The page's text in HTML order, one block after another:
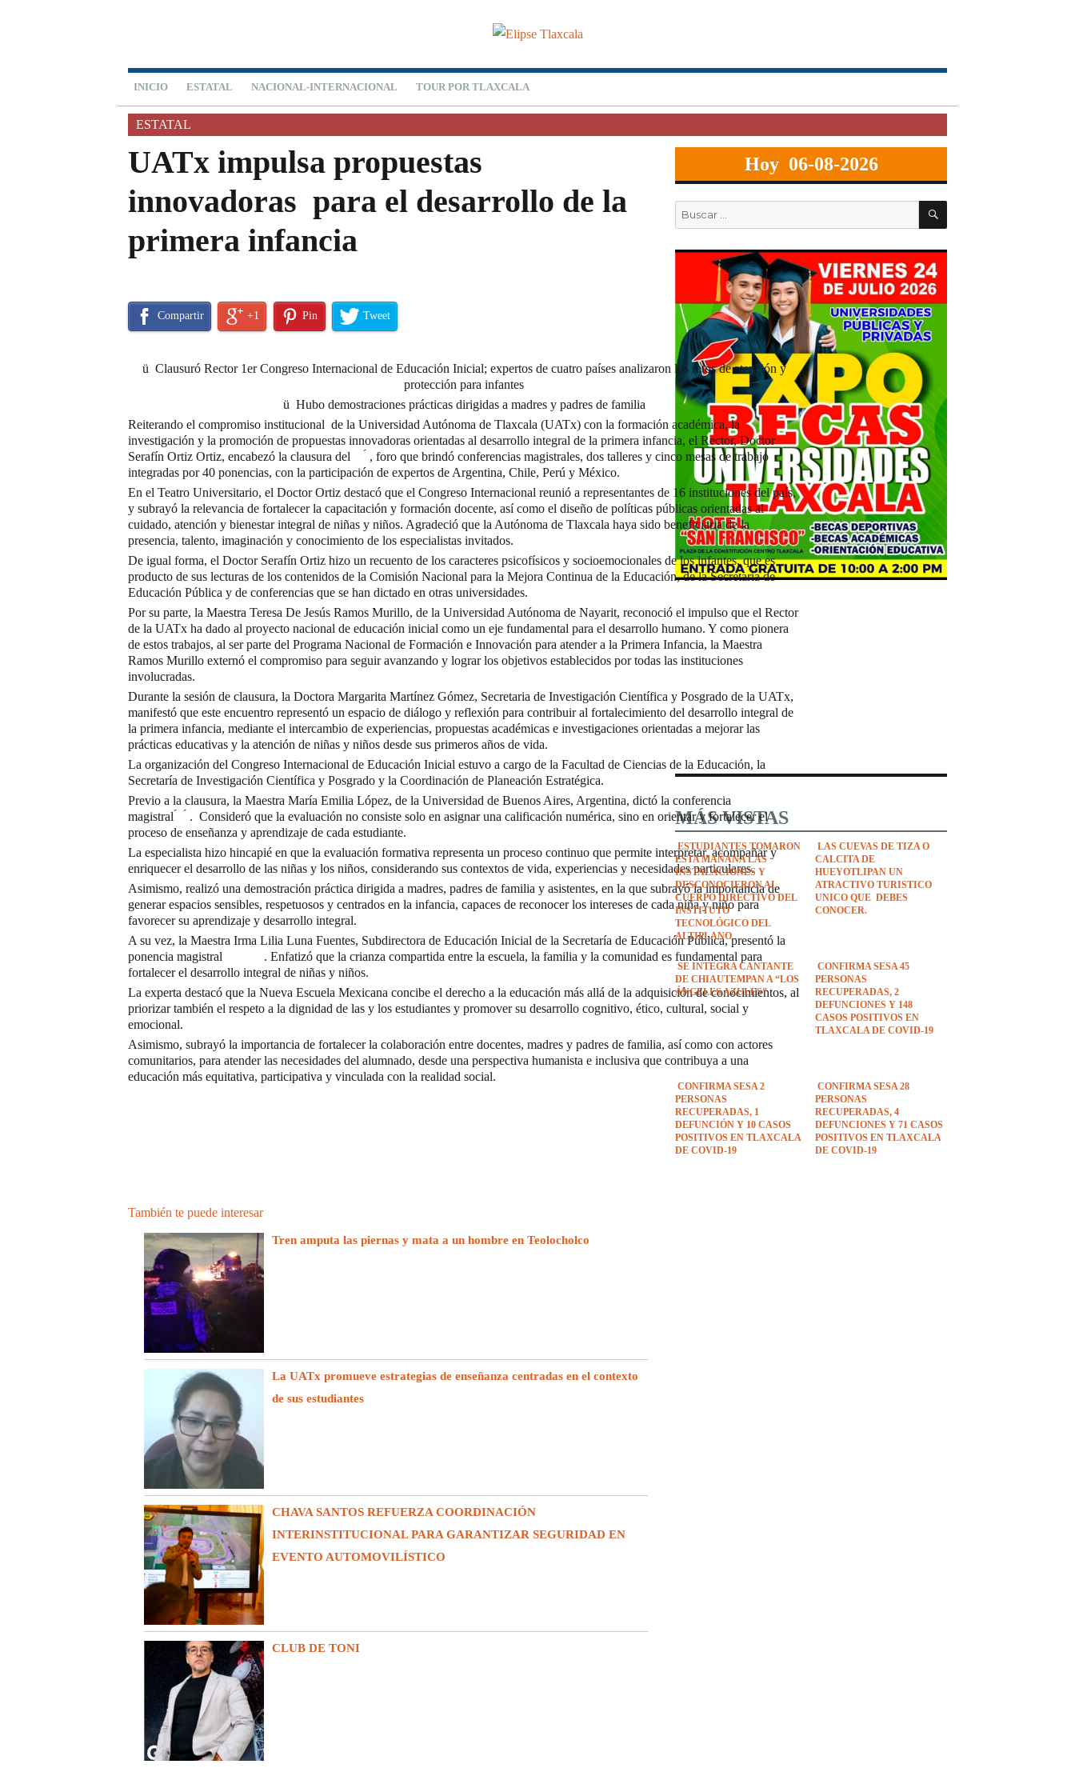
INICIO ESTATAL NACIONAL-INTERNACIONAL TOUR POR TLAXCALA
ESTATAL
UATx impulsa propuestas
innovadoras para el desarrollo de la
primera infancia
Compartir +1 Pin Tweet
ü Clausuró Rector 1er Congreso Internacional de Educación Inicial; expertos de cuatro países analizaron los retos de atención y
protección para infantes
ü Hubo demostraciones prácticas dirigidas a madres y padres de familia
Reiterando el compromiso institucional de la Universidad Autónoma de Tlaxcala (UATx) con la formación académica, la
investigación y la promoción de propuestas innovadoras orientadas al desarrollo integral de la primera infancia, el Rector, Doctor
Serafín Ortiz Ortiz, encabezó la clausura del ́ , foro que brindó conferencias magistrales, dos talleres y cinco mesas de trabajo
integradas por 40 ponencias, con la participación de expertos de Argentina, Chile, Perú y México.
En el Teatro Universitario, el Doctor Ortiz destacó que el Congreso Internacional reunió a representantes de 16 instituciones del país,
y subrayó la relevancia de fortalecer la capacitación y formación docente, así como el diseño de políticas públicas orientadas al
cuidado, atención y bienestar integral de niñas y niños. Agradeció que la Autónoma de Tlaxcala haya sido beneficiaria de la
presencia, talento, imaginación y conocimiento de los especialistas invitados.
De igual forma, el Doctor Serafín Ortiz hizo un recuento de los caracteres psicofísicos y socioemocionales de los infantes, que es
producto de sus lecturas de los contenidos de la Comisión Nacional para la Mejora Continua de la Educación, de la Secretaría de
Educación Pública y de conferencias que se han dictado en otras universidades.
Por su parte, la Maestra Teresa De Jesús Ramos Murillo, de la Universidad Autónoma de Nayarit, reconoció el impulso que el Rector
de la UATx ha dado al proyecto nacional de educación inicial como un eje fundamental para el desarrollo humano. Y como pionera
de estos trabajos, al ser parte del Programa Nacional de Formación e Innovación para atender a la Primera Infancia, la Maestra
Ramos Murillo externó el compromiso para seguir avanzando y lograr los objetivos establecidos por todas las instituciones
involucradas.
Durante la sesión de clausura, la Doctora Margarita Martínez Gómez, Secretaria de Investigación Científica y Posgrado de la UATx,
manifestó que este encuentro representó un espacio de diálogo y reflexión para contribuir al fortalecimiento del desarrollo integral de
la primera infancia, mediante el intercambio de experiencias, propuestas académicas e investigaciones orientadas a mejorar las
prácticas educativas y la atención de niñas y niños desde sus primeros años de vida.
La organización del Congreso Internacional de Educación Inicial estuvo a cargo de la Facultad de Ciencias de la Educación, la
Secretaría de Investigación Científica y Posgrado y la Coordinación de Planeación Estratégica.
Previo a la clausura, la Maestra María Emilia López, de la Universidad de Buenos Aires, Argentina, dictó la conferencia
magistral ́ ́ . Consideró que la evaluación no consiste solo en asignar una calificación numérica, sino en orientar y fortalecer el
proceso de enseñanza y aprendizaje de cada estudiante.
La especialista hizo hincapié en que la evaluación formativa representa un proceso continuo que permite interpretar, acompañar y
enriquecer el desarrollo de las niñas y los niños, considerando sus contextos de vida, experiencias y necesidades particulares.
Asimismo, realizó una demostración práctica dirigida a madres, padres de familia y asistentes, en la que subrayó la importancia de
generar espacios sensibles, respetuosos y centrados en la infancia, capaces de reconocer los intereses de cada niña y niño para
favorecer su aprendizaje y desarrollo integral.
A su vez, la Maestra Irma Lilia Luna Fuentes, Subdirectora de Educación Inicial de la Secretaría de Educación Pública, presentó la
ponencia magistral . Enfatizó que la crianza compartida entre la escuela, la familia y la comunidad es fundamental para
fortalecer el desarrollo integral de niñas y niños.
La experta destacó que la Nueva Escuela Mexicana concibe el derecho a la educación más allá de la adquisición de conocimientos, al
priorizar también el respeto a la dignidad de las y los estudiantes y promover su desarrollo cognitivo, ético, cultural, social y
emocional.
Asimismo, subrayó la importancia de fortalecer la colaboración entre docentes, madres y padres de familia, así como con actores
comunitarios, para atender las necesidades del alumnado, desde una perspectiva humanista e inclusiva que contribuya a una
educación más equitativa, participativa y vinculada con la realidad social.
También te puede interesar
Tren amputa las piernas y mata a un hombre en Teolocholco
La UATx promueve estrategias de enseñanza centradas en el contexto
de sus estudiantes
CHAVA SANTOS REFUERZA COORDINACIÓN
INTERINSTITUCIONAL PARA GARANTIZAR SEGURIDAD EN
EVENTO AUTOMOVILÍSTICO
CLUB DE TONI
Hoy 06-08-2026
BUSCAR
MÁS VISTAS
ESTUDIANTES TOMARON
ESTA MAÑANA LAS
INSTALACIONES Y
DESCONOCIERON AL
CUERPO DIRECTIVO DEL
INSTITUTO
TECNOLÓGICO DEL
ALTIPLANO
LAS CUEVAS DE TIZA O
CALCITA DE
HUEYOTLIPAN UN
ATRACTIVO TURISTICO
UNICO QUE DEBES
CONOCER.
SE INTEGRA CANTANTE
DE CHIAUTEMPAN A “LOS
ÁNGELES AZULES”
CONFIRMA SESA 45
PERSONAS
RECUPERADAS, 2
DEFUNCIONES Y 148
CASOS POSITIVOS EN
TLAXCALA DE COVID-19
CONFIRMA SESA 2
PERSONAS
RECUPERADAS, 1
DEFUNCIÓN Y 10 CASOS
POSITIVOS EN TLAXCALA
DE COVID-19
CONFIRMA SESA 28
PERSONAS
RECUPERADAS, 4
DEFUNCIONES Y 71 CASOS
POSITIVOS EN TLAXCALA
DE COVID-19